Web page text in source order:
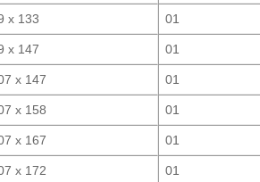
x 133 01
x 147 01
x 147 01
x 158 01
x 167 01
x 172 01